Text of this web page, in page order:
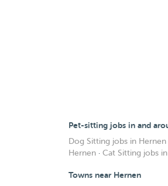
Pet-sitting jobs in and
Dog Sitting jobs in Hernen
Hernen · Cat Sitting jobs
Towns near Hernen